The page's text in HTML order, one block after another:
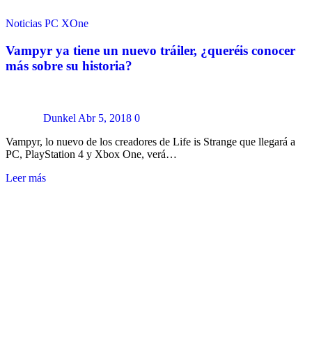
Noticias PC XOne
Vampyr ya tiene un nuevo tráiler, ¿queréis conocer
más sobre su historia?
Dunkel Abr 5, 2018 0
Vampyr, lo nuevo de los creadores de Life is Strange que llegará a
PC, PlayStation 4 y Xbox One, verá…
Leer más